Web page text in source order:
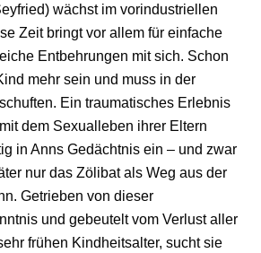
wächst im vorindustriellen
Zeit bringt vor allem für einfache
Entbehrungen mit sich. Schon
mehr sein und muss in der
Ein traumatisches Erlebnis
dem Sexualleben ihrer Eltern
in Anns Gedächtnis ein – und zwar
nur das Zölibat als Weg aus der
Getrieben von dieser
und gebeutelt vom Verlust aller
frühen Kindheitsalter, sucht sie